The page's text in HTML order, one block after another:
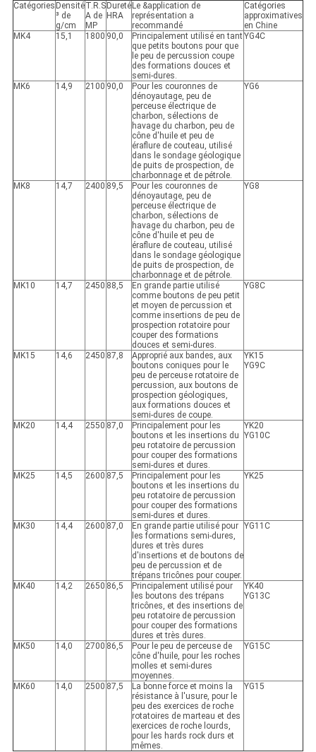
Catégories Densité
³ de
g/cm
T.R.S
Α de
MP
Dureté
HRA
Le &application de
représentation a
recommandé
Catégories
approximatives
en Chine
MK4
15,1 1800 90,0
Principalement utilisé en tant
que petits boutons pour que
le peu de percussion coupe
des formations douces et
semi-dures.
YG4C
MK6 14,9 2100 90,0
Pour les couronnes de
dénoyautage, peu de
perceuse électrique de
charbon, sélections de
havage du charbon, peu de
cône d'huile et peu de
éraflure de couteau, utilisé
dans le sondage géologique
de puits de prospection, de
charbonnage et de pétrole.
YG6
MK8 14,7 2400 89,5
Pour les couronnes de
dénoyautage, peu de
perceuse électrique de
charbon, sélections de
havage du charbon, peu de
cône d'huile et peu de
éraflure de couteau, utilisé
dans le sondage géologique
de puits de prospection, de
charbonnage et de pétrole.
YG8
MK10 14,7 2450 88,5
En grande partie utilisé
comme boutons de peu petit
et moyen de percussion et
comme insertions de peu de
prospection rotatoire pour
couper des formations
douces et semi-dures.
YG8C
MK15 14,6 2450 87,8
Approprié aux bandes, aux
boutons coniques pour le
peu de perceuse rotatoire de
percussion, aux boutons de
prospection géologiques,
aux formations douces et
semi-dures de coupe.
YK15
YG9C
MK20 14,4 2550 87,0
Principalement pour les
boutons et les insertions du
peu rotatoire de percussion
pour couper des formations
semi-dures et dures.
YK20
YG10C
MK25 14,5 2600 87,5
Principalement pour les
boutons et les insertions du
peu rotatoire de percussion
pour couper des formations
semi-dures et dures.
YK25
MK30 14,4 2600 87,0
En grande partie utilisé pour
les formations semi-dures,
dures et très dures
d'insertions et de boutons de
peu de percussion et de
trépans tricônes pour couper.
YG11C
MK40 14,2 2650 86,5
Principalement utilisé pour
les boutons des trépans
tricônes, et des insertions de
peu rotatoire de percussion
pour couper des formations
dures et très dures.
YK40
YG13C
MK50 14,0 2700 86,5
Pour le peu de perceuse de
cône d'huile, pour les roches
molles et semi-dures
moyennes.
YG15C
MK60 14,0 2500 87,5
La bonne force et moins la
résistance à l'usure, pour le
peu des exercices de roche
rotatoires de marteau et des
exercices de roche lourds,
pour les hards rock durs et
mêmes.
YG15